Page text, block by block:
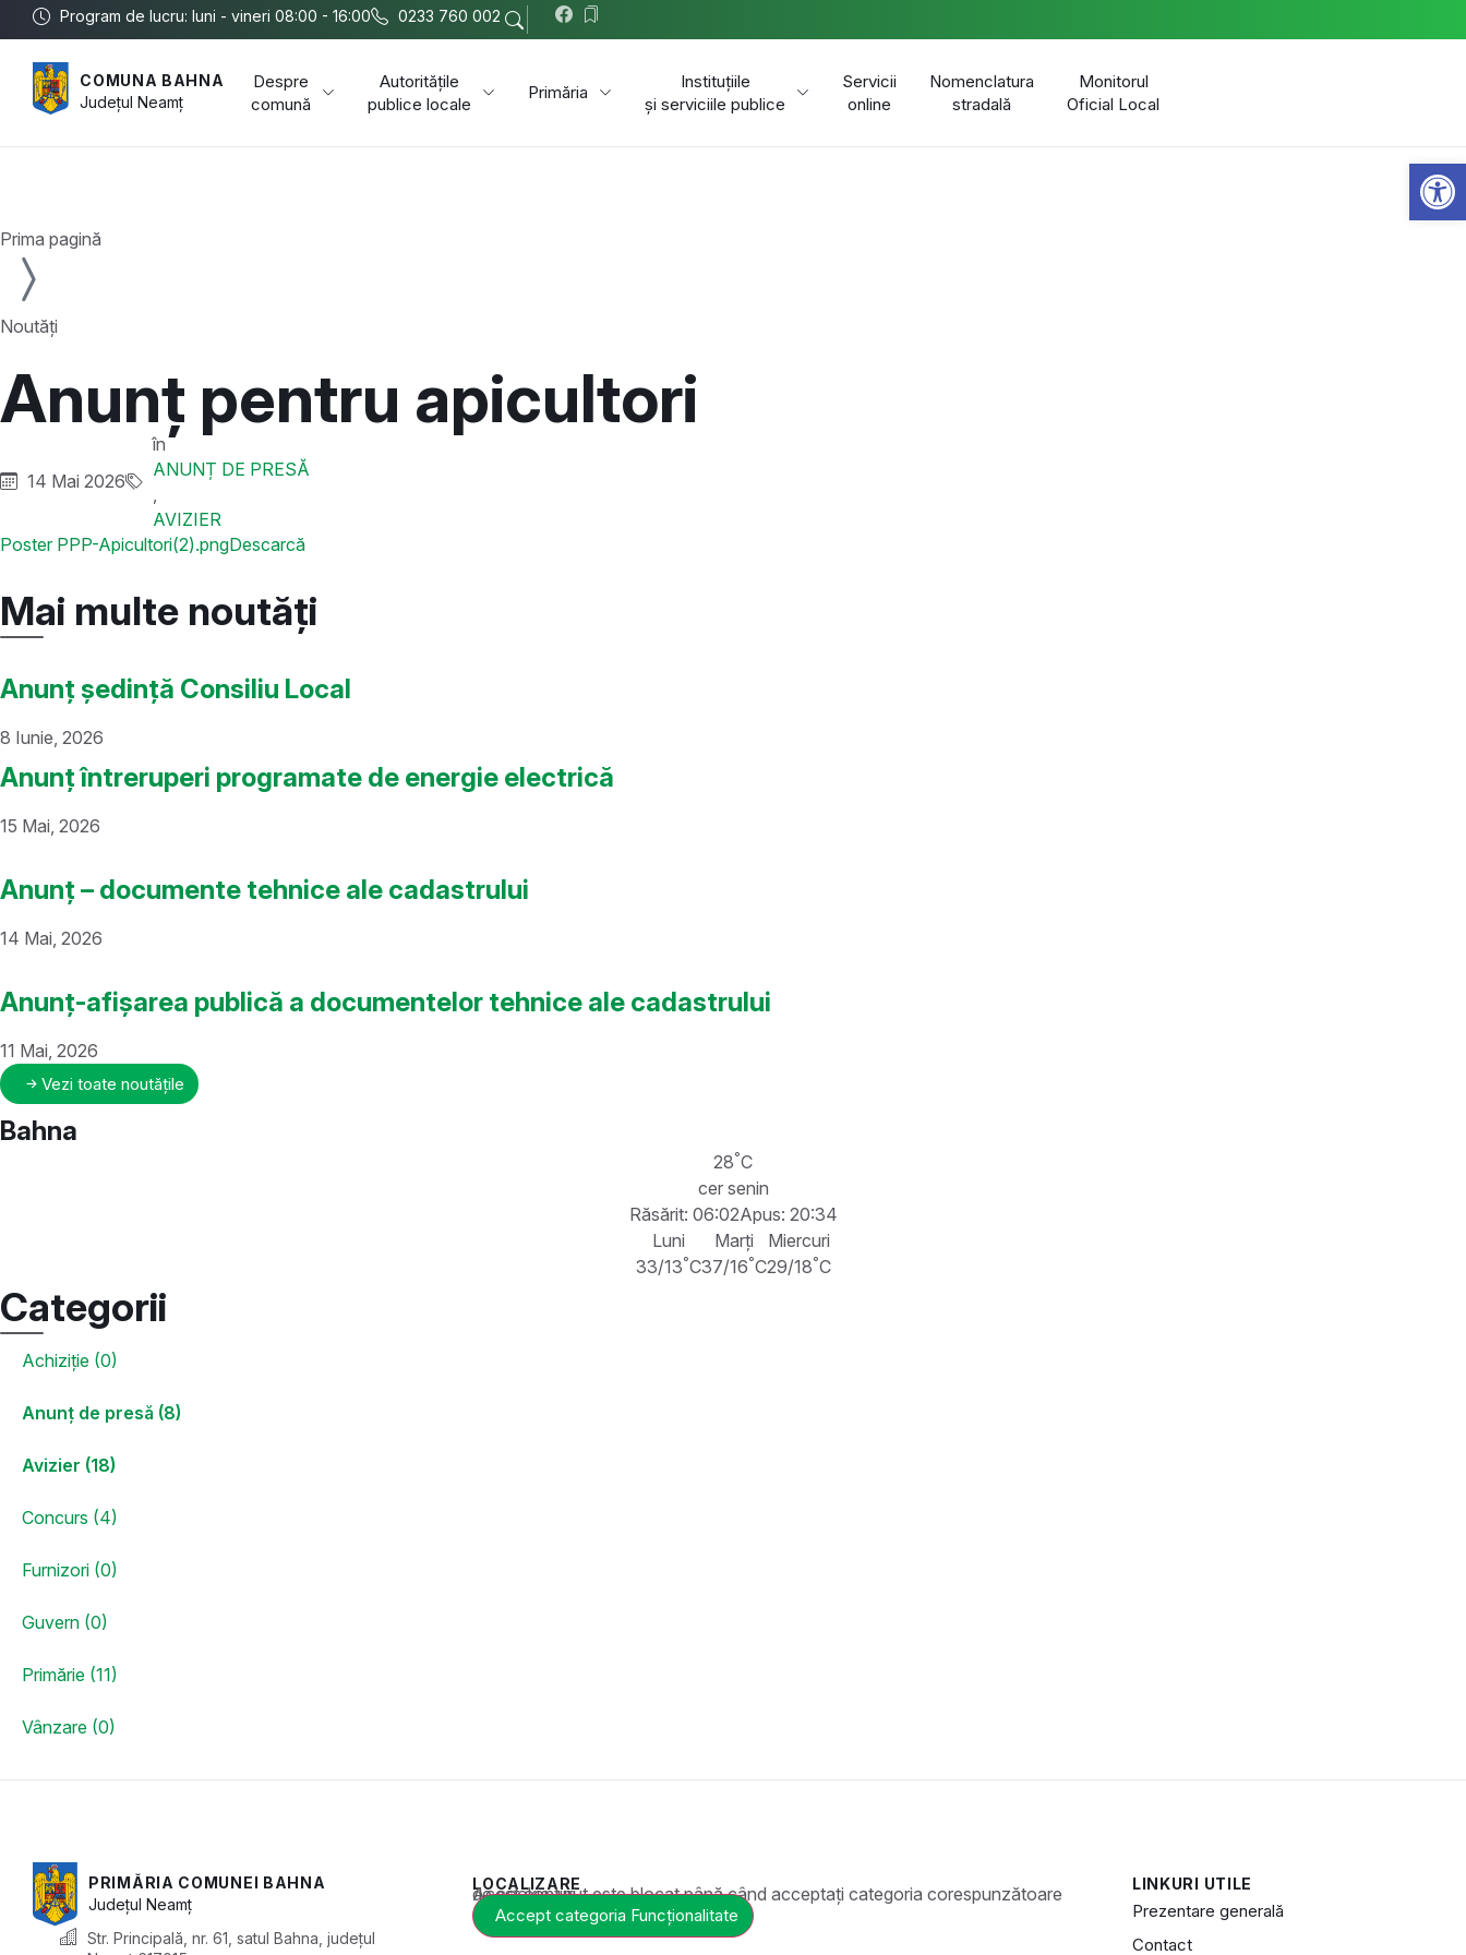
Program de lucru: luni - vineri 08:00 - 16:00 0233 760 002
COMUNA BAHNA
JudețulNeamț
Despre
comună
Autoritățile
publice locale
Primăria
Instituțiile
și serviciile publice
Servicii
online
Nomenclatura
stradală
Monitorul
Oficial Local
Prima pagină
Noutăți
Anunț pentru apicultori
14 Mai 2026
în
ANUNȚ DE PRESĂ
AVIZIER
Poster PPP-Apicultori(2).pngDescarcă
Mai multe noutăți
Anunț ședință Consiliu Local
8 Iunie, 2026
Anunț întreruperi programate de energie electrică
15 Mai, 2026
Anunț – documente tehnice ale cadastrului
14 Mai, 2026
Anunț-afișarea publică a documentelor tehnice ale cadastrului
11 Mai, 2026
Vezi toate noutățile
Bahna
28°C
cer senin
Răsărit: 06:02Apus: 20:34
Luni
33/13°C
Marți
37/16°C
Miercuri
29/18°C
Categorii
Achiziție (0)
Anunț de presă (8)
Avizier (18)
Concurs (4)
Furnizori (0)
Guvern (0)
Primărie (11)
Vânzare (0)
PRIMĂRIA COMUNEI BAHNA
JudețulNeamț
Str. Principală, nr. 61, satul Bahna, județul
LOCALIZARE
Acest conținut este blocat până când acceptați categoria corespunzătoare de cookie-uri.
Accept categoria Funcționalitate
LINKURI UTILE
Prezentare generală
Contact